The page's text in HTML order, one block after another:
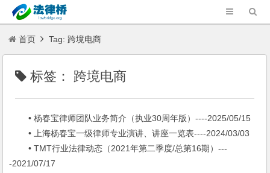
首页 Tag: 跨境电商
标签： 跨境电商
• 杨春宝律师团队业务简介（执业30周年版）----2025/05/15
• 上海杨春宝一级律师专业演讲、讲座一览表----2024/03/03
• TMT行业法律动态（2021年第二季度/总第16期）---
-2021/07/17